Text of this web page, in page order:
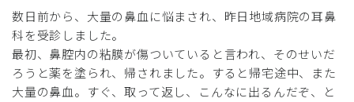
数日前から、大量の鼻血に悩まされ、昨日地域病院の耳鼻
科を受診しました。
最初、鼻腔内の粘膜が傷ついていると言われ、そのせいだ
ろうと薬を塗られ、帰されました。すると帰宅途中、また
大量の鼻血。すぐ、取って返し、こんなに出るんだぞ、と